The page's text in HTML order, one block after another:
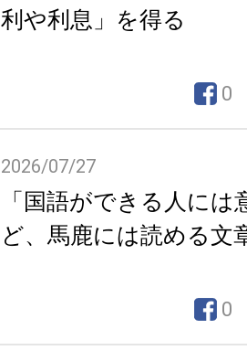
利や利息」を得る
0
2026/07/27
「国語ができる人には
ど、馬鹿には読める文
0